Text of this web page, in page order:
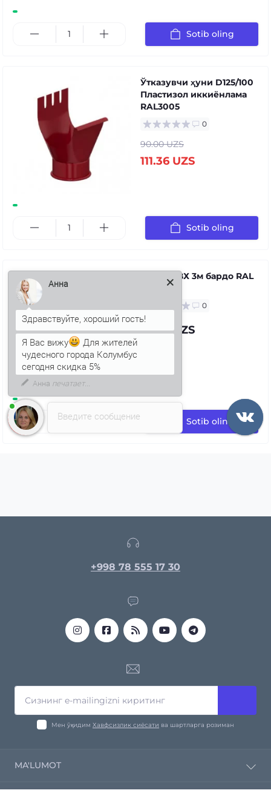
Sotib oling
Ўтказувчи ҳуни D125/100
Пластизол иккиёнлама
RAL3005
0
90.00 UZS
111.36 UZS
Sotib oling
Қувур ПВХ 3м бардо RAL
0
97.39 UZS
Sotib oling
+998 78 555 17 30
Мен ўқидим Хавфсизлик сиёсати ва шартларга розиман
MA'LUMOT
Компания ҳақида
Введите сообщение
Здравствуйте, хороший гость!
Я Вас вижу
Для жителей
чудесного города Колумбус
сегодня скидка 5%